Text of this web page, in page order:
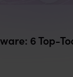
6 Top-